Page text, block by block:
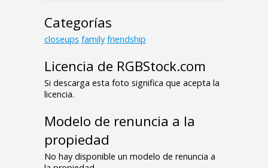
Categorías
closeups family friendship
Licencia de RGBStock.com
Si descarga esta foto significa que acepta la
licencia.
Modelo de renuncia a la
propiedad
No hay disponible un modelo de renuncia a